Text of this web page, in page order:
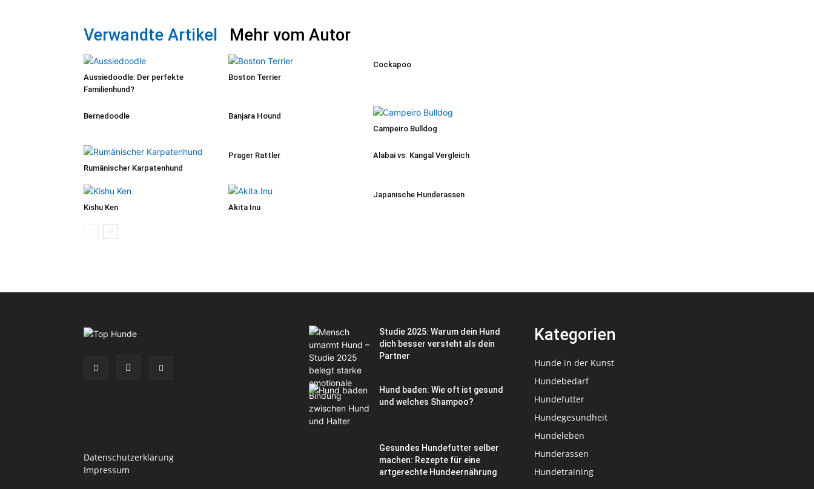
Verwandte Artikel Mehr vom Autor
Aussiedoodle: Der perfekte
Familienhund?
Boston Terrier
Cockapoo
Bernedoodle
Banjara Hound
Campeiro Bulldog
Rumänischer Karpatenhund
Prager Rattler Alabai vs. Kangal Vergleich
Kishu Ken Akita Inu
Japanische Hunderassen
Datenschutzerklärung
Impressum
Studie 2025: Warum dein Hund
dich besser versteht als dein
Partner
Hund baden: Wie oft ist gesund
und welches Shampoo?
Gesundes Hundefutter selber
machen: Rezepte für eine
artgerechte Hundeernährung
Kategorien
Hunde in der Kunst
Hundebedarf
Hundefutter
Hundegesundheit
Hundeleben
Hunderassen
Hundetraining